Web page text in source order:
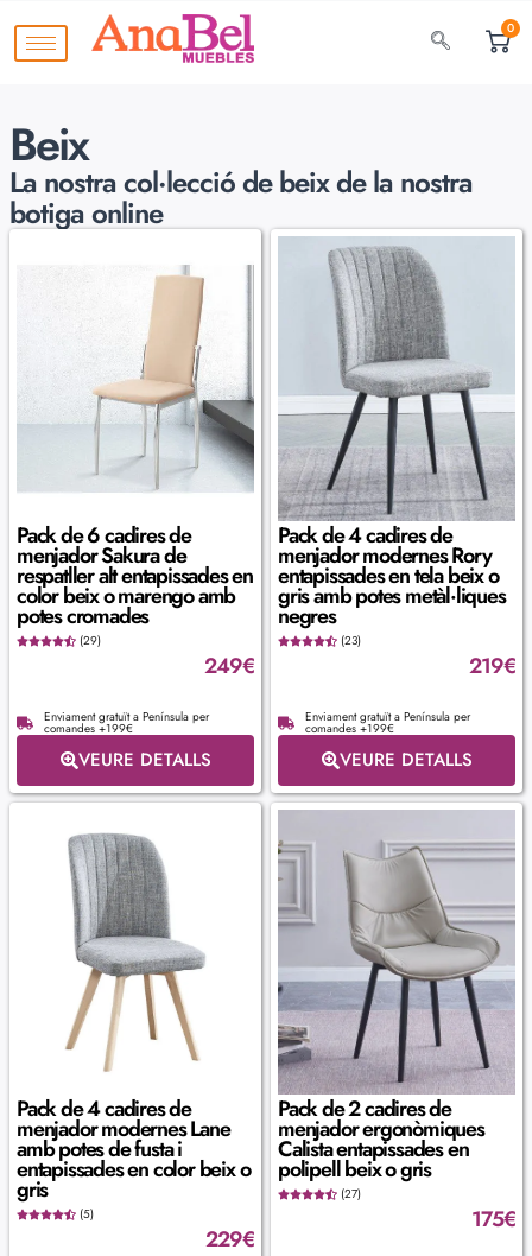
0
Beix
La nostra col·lecció debeix de la nostra
botiga online
Pack de 6 cadires de
menjador Sakura de
respatller alt entapissades en
color beix o marengo amb
potes cromades
(29)
249€
Enviament gratuït a Península per
comandes +199€
VEURE DETALLS
Pack de 4 cadires de
menjador modernes Rory
entapissades en tela beix o
gris amb potes metàl·liques
negres
(23)
219€
Enviament gratuït a Península per
comandes +199€
VEURE DETALLS
Pack de 4 cadires de
menjador modernes Lane
amb potes de fusta i
entapissades en color beix o
gris
(5)
229€
Pack de 2 cadires de
menjador ergonòmiques
Calista entapissades en
polipell beix o gris
(27)
175€